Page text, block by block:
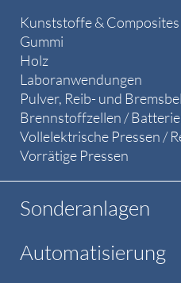
Kunststoffe & Composites
Gummi
Holz
Laboranwendungen
Pulver, Reib- und
Brennstoffzellen /
Vollelektrische Pressen /
Vorrätige Pressen
Sonderanlagen
Automatisierung